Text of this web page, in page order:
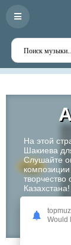
На этой
Шакиева
Слушайте
творчество
Казахстана!
Would